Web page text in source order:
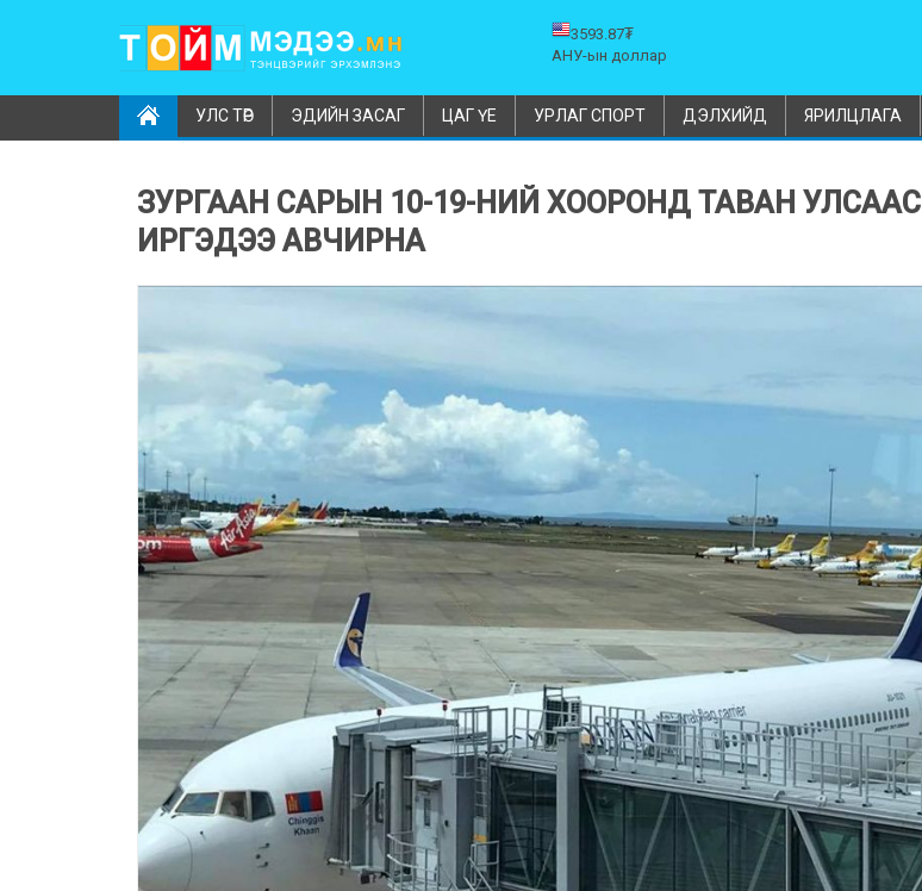
3593.87₮
АНУ-ын доллар
УЛС ТӨР ЭДИЙН ЗАСАГ ЦАГ ҮЕ УРЛАГ СПОРТ ДЭЛХИЙД ЯРИЛЦЛАГА
ЗУРГААН САРЫН 10-19-НИЙ ХООРОНД ТАВАН УЛСААС
ИРГЭДЭЭ АВЧИРНА